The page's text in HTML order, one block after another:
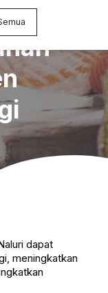
dapat
meningkatkan